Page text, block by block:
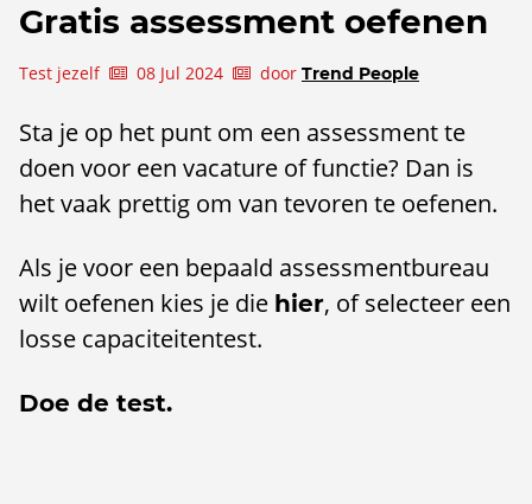
Gratis assessment oefenen
Test jezelf 08 Jul 2024 door Trend People
Sta je op het punt om een assessment te
doen voor een vacature of functie? Dan is
het vaak prettig om van tevoren te oefenen.
Als je voor een bepaald assessmentbureau
wilt oefenen kies je die hier, of selecteer een
losse capaciteitentest.
Doe de test.